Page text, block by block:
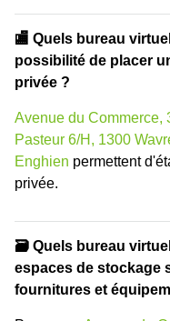
🏬 Quels bureau
possibilité de placer
privée ?
Avenue du Commerce,
Pasteur 6/H, 1300
Enghien permettent
privée.
🗃️ Quels bureau
espaces de stockage
fournitures et